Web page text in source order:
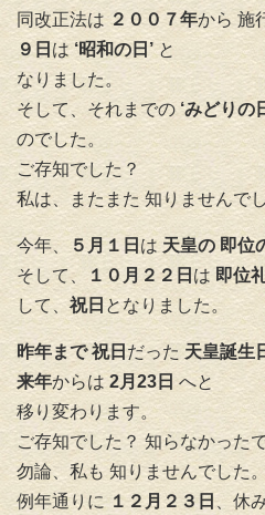
同改正法は ２００７年から 施
９日 は‘昭和の日’と
なりました。
そして、それまでの ‘みどりの
のでした。
ご存知でした？
私は、またまた 知りませんでし
今年、 ５月１日 は 天皇の 即位
そして、
１０月２２日 は 即位
して、祝日 となりました。
昨年まで 祝日 だった 天皇誕生
来年からは 2月23日へと
移り変わります。
ご存知でした？ 知らなかった
勿論、私も 知りませんでした。
例年通りに １２月２３日 、休